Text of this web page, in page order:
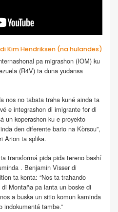
Kim Hendriksen (na hulandes)
pa migrashon (IOM) ku
(R4V) ta duna yudansa
nos no tabata traha kuné ainda ta
e integrashon di imigrante for di
un koperashon ku e proyekto
den diferente bario na Kòrsou”,
Arion ta splika.
transformá pida pida tereno bashí
. Benjamin Visser di
ta konta: “Nos ta trahando
Montaña pa lanta un boske di
a buska un sitio komun kaminda
indokumentá tambe.”